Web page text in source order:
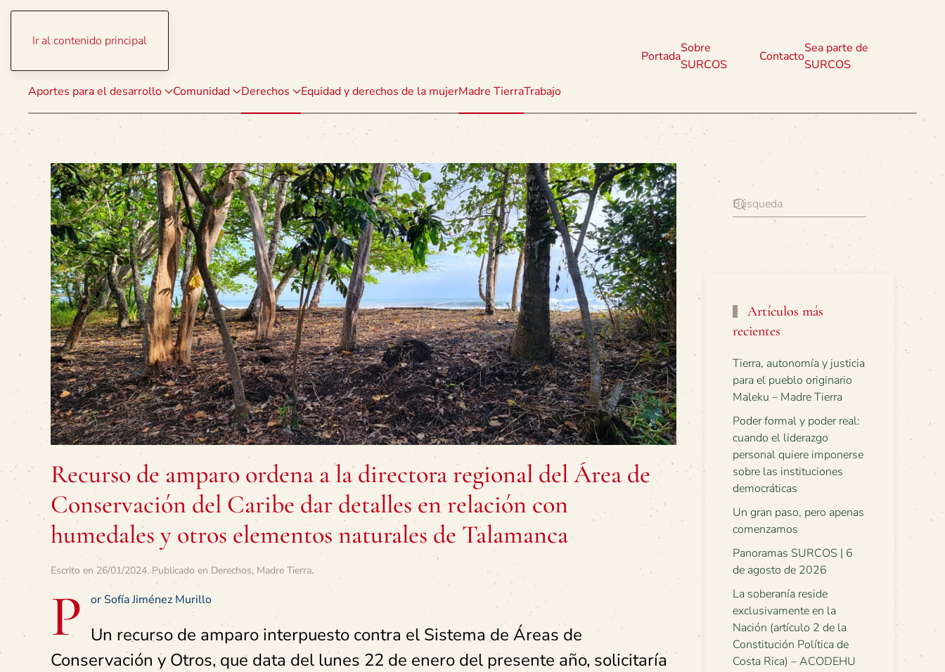
Ir al contenido principal
Aportes para el desarrollo Comunidad Derechos Equidad y derechos de la mujerMadre TierraTrabajo
Portada
Sobre
SURCOS
Contacto
Sea parte de
SURCOS
Recurso de amparo ordena a la directora regional del Área de
Conservación del Caribe dar detalles en relación con
humedales y otros elementos naturales de Talamanca
Escrito en 26/01/2024. Publicado en Derechos, Madre Tierra.
P or Sofía Jiménez Murillo
Un recurso de amparo interpuesto contra el Sistema de Áreas de
Conservación y Otros, que data del lunes 22 de enero del presente año, solicitaría
Artículos más
recientes
Tierra, autonomía y justicia
para el pueblo originario
Maleku – Madre Tierra
Poder formal y poder real:
cuando el liderazgo
personal quiere imponerse
sobre las instituciones
democráticas
Un gran paso, pero apenas
comenzamos
Panoramas SURCOS | 6
de agosto de 2026
La soberanía reside
exclusivamente en la
Nación (artículo 2 de la
Constitución Política de
Costa Rica) – ACODEHU